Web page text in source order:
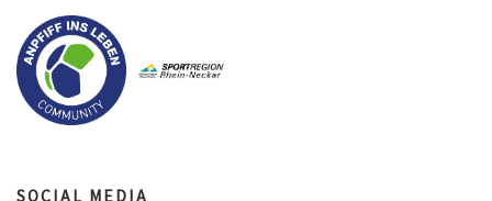
SOCIAL MEDIA